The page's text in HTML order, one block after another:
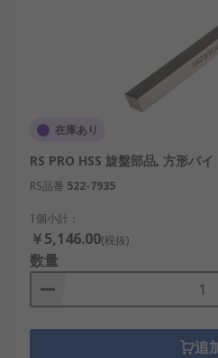
在庫あり
RS PRO HSS 旋盤部品, 方形バ
RS品番 522-7935
1個小計：
￥5,146.00(税抜)
数量
追